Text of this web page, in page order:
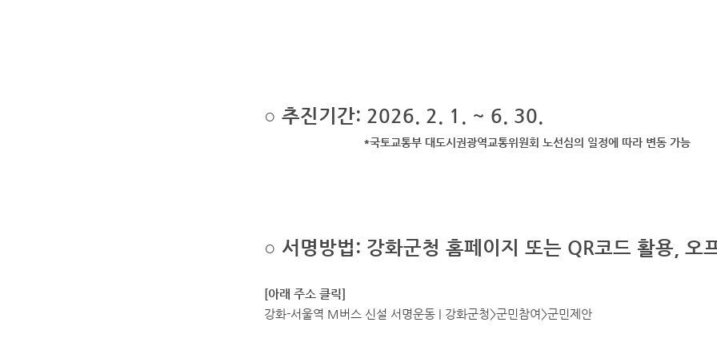
○ 추진기간: 2026. 2. 1. ~ 6. 30.
*국토교통부 대도시권광역교통위원회 노선심의 일정에 따라 변동 가능
○ 서명방법: 강화군청 홈페이지 또는 QR코드 활용, 오
[아래 주소 클릭]
강화-서울역 M버스 신설 서명운동 | 강화군청>군민참여>군민제안